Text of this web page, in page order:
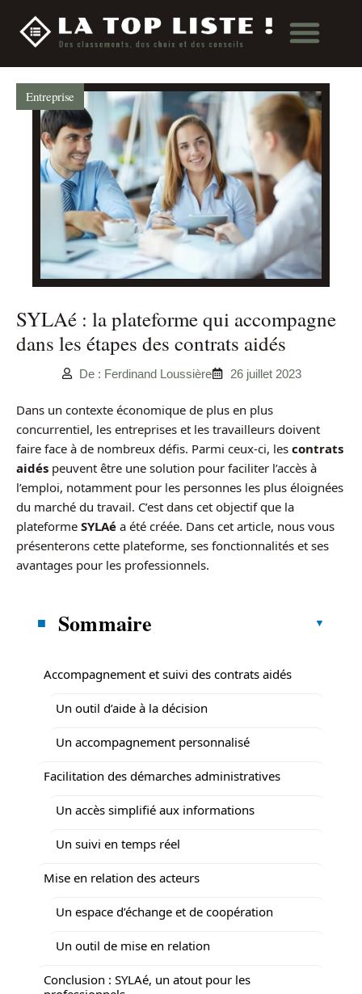
Entreprise
SYLAé : la plateforme qui accompagne
dans les étapes des contrats aidés
De : Ferdinand Loussière 26 juillet 2023
Dans un contexte économique de plus en plus
concurrentiel, les entreprises et les travailleurs doivent
faire face à de nombreux défis. Parmi ceux-ci, les contrats
aidés peuvent être une solution pour faciliter l’accès à
l’emploi, notamment pour les personnes les plus éloignées
du marché du travail. C’est dans cet objectif que la
plateforme SYLAé a été créée. Dans cet article, nous vous
présenterons cette plateforme, ses fonctionnalités et ses
avantages pour les professionnels.
Sommaire
Accompagnement et suivi des contrats aidés
Un outil d’aide à la décision
Un accompagnement personnalisé
Facilitation des démarches administratives
Un accès simplifié aux informations
Un suivi en temps réel
Mise en relation des acteurs
Un espace d’échange et de coopération
Un outil de mise en relation
Conclusion : SYLAé, un atout pour les